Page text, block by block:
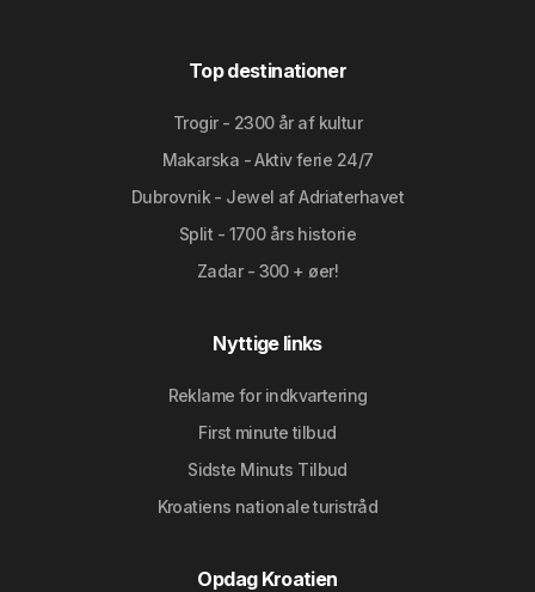
Top destinationer
Trogir - 2300 år af kultur
Makarska - Aktiv ferie 24/7
Dubrovnik - Jewel af Adriaterhavet
Split - 1700 års historie
Zadar - 300 + øer!
Nyttige links
Reklame for indkvartering
First minute tilbud
Sidste Minuts Tilbud
Kroatiens nationale turistråd
Opdag Kroatien